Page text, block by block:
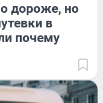
дороже, но
в
почему